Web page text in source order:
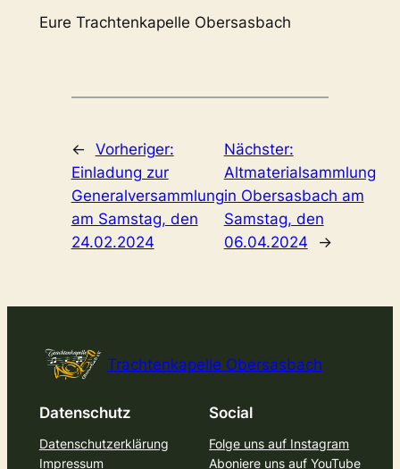
Eure Trachtenkapelle Obersasbach
← Vorheriger:
Einladung zur
Generalversammlung
am Samstag, den
24.02.2024
Nächster:
Altmaterialsammlung
in Obersasbach am
Samstag, den
06.04.2024
→
Trachtenkapelle Obersasbach
Datenschutz
Datenschutzerklärung
Impressum
Social
Folge uns auf Instagram
Aboniere uns auf YouTube